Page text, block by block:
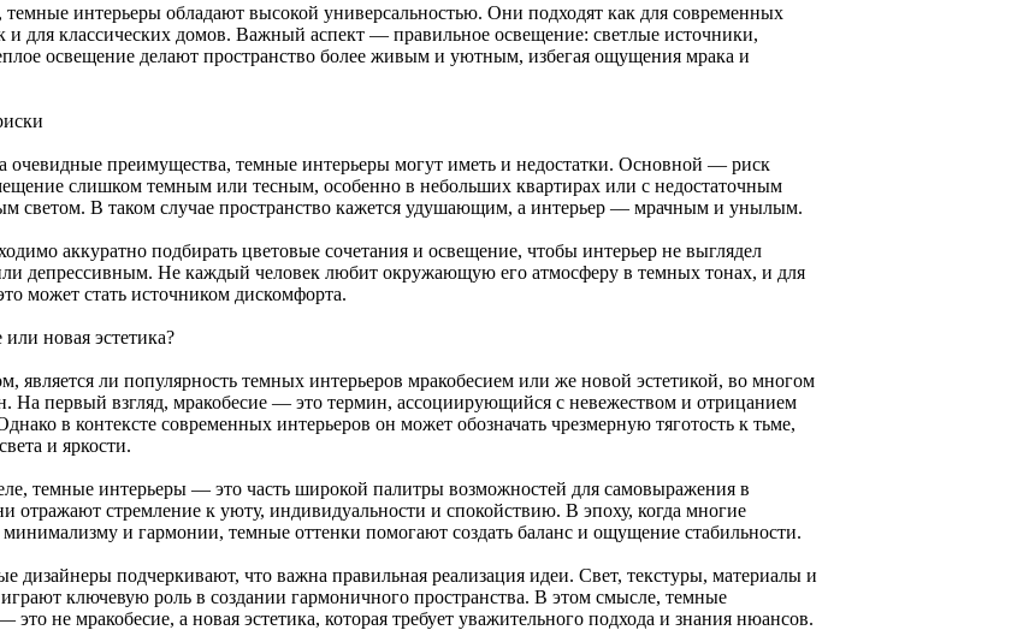
темные интерьеры обладают высокой универсальностью. Они подходят как для современных
и для классических домов. Важный аспект — правильное освещение: светлые источники,
освещение делают пространство более живым и уютным, избегая ощущения мрака и
очевидные преимущества, темные интерьеры могут иметь и недостатки. Основной — риск
слишком темным или тесным, особенно в небольших квартирах или с недостаточным
светом. В таком случае пространство кажется удушающим, а интерьер — мрачным и унылым.
аккуратно подбирать цветовые сочетания и освещение, чтобы интерьер не выглядел
депрессивным. Не каждый человек любит окружающую его атмосферу в темных тонах, и для
может стать источником дискомфорта.
новая эстетика?
является ли популярность темных интерьеров мракобесием или же новой эстетикой, во многом
На первый взгляд, мракобесие — это термин, ассоциирующийся с невежеством и отрицанием
в контексте современных интерьеров он может обозначать чрезмерную тяготость к тьме,
и яркости.
темные интерьеры — это часть широкой палитры возможностей для самовыражения в
отражают стремление к уюту, индивидуальности и спокойствию. В эпоху, когда многие
минимализму и гармонии, темные оттенки помогают создать баланс и ощущение стабильности.
дизайнеры подчеркивают, что важна правильная реализация идеи. Свет, текстуры, материалы и
играют ключевую роль в создании гармоничного пространства. В этом смысле, темные
это не мракобесие, а новая эстетика, которая требует уважительного подхода и знания нюансов.